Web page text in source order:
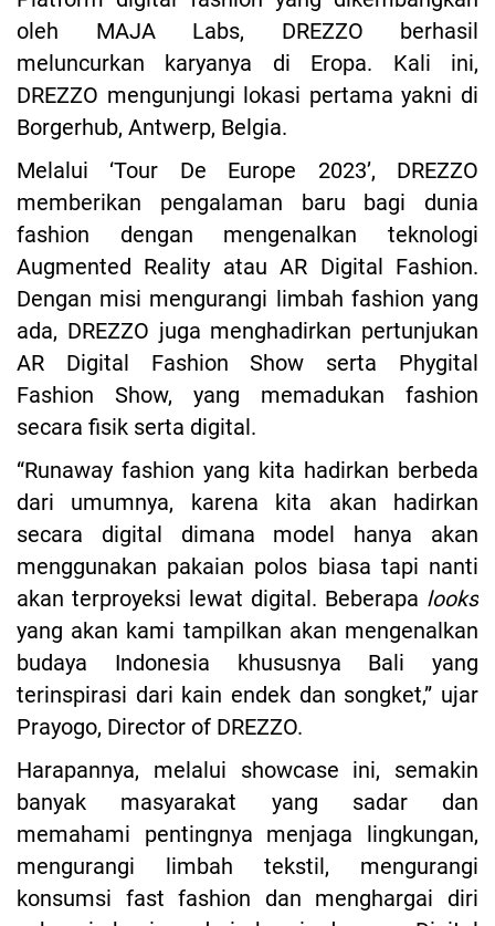
oleh MAJA Labs, DREZZO berhasil
meluncurkan karyanya di Eropa. Kali ini,
DREZZO mengunjungi lokasi pertama yakni di
Borgerhub, Antwerp, Belgia.
Melalui ‘Tour De Europe 2023’, DREZZO
memberikan pengalaman baru bagi dunia
fashion dengan mengenalkan teknologi
Augmented Reality atau AR Digital Fashion.
Dengan misi mengurangi limbah fashion yang
ada, DREZZO juga menghadirkan pertunjukan
AR Digital Fashion Show serta Phygital
Fashion Show, yang memadukan fashion
secara fisik serta digital.
“Runaway fashion yang kita hadirkan berbeda
dari umumnya, karena kita akan hadirkan
secara digital dimana model hanya akan
menggunakan pakaian polos biasa tapi nanti
akan terproyeksi lewat digital. Beberapa looks
yang akan kami tampilkan akan mengenalkan
budaya Indonesia khususnya Bali yang
terinspirasi dari kain endek dan songket,” ujar
Prayogo, Director of DREZZO.
Harapannya, melalui showcase ini, semakin
banyak masyarakat yang sadar dan
memahami pentingnya menjaga lingkungan,
mengurangi limbah tekstil, mengurangi
konsumsi fast fashion dan menghargai diri